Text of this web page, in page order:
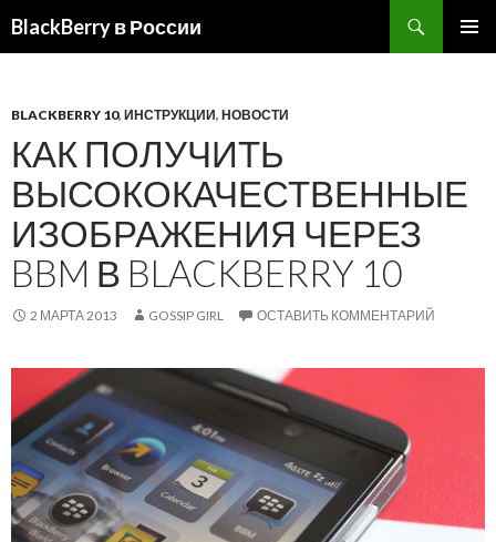
BlackBerry в России
BLACKBERRY 10, ИНСТРУКЦИИ, НОВОСТИ
КАК ПОЛУЧИТЬ
ВЫСОКОКАЧЕСТВЕННЫЕ
ИЗОБРАЖЕНИЯ ЧЕРЕЗ
BBM В BLACKBERRY 10
2 МАРТА 2013 GOSSIP GIRL ОСТАВИТЬ КОММЕНТАРИЙ